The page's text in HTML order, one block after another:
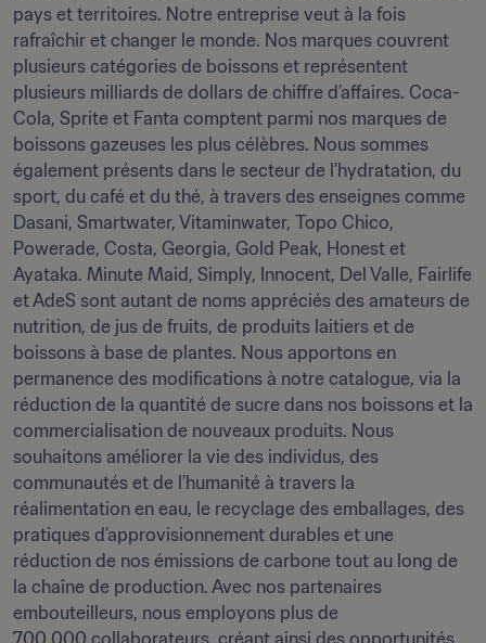
pays et territoires. Notre entreprise veut à la fois
rafraîchir et changer le monde. Nos marques couvrent
plusieurs catégories de boissons et représentent
plusieurs milliards de dollars de chiffre d’affaires. Coca-
Cola, Sprite et Fanta comptent parmi nos marques de
boissons gazeuses les plus célèbres. Nous sommes
également présents dans le secteur de l’hydratation, du
sport, du café et du thé, à travers des enseignes comme
Dasani, Smartwater, Vitaminwater, Topo Chico,
Powerade, Costa, Georgia, Gold Peak, Honest et
Ayataka. Minute Maid, Simply, Innocent, Del Valle, Fairlife
et AdeS sont autant de noms appréciés des amateurs de
nutrition, de jus de fruits, de produits laitiers et de
boissons à base de plantes. Nous apportons en
permanence des modifications à notre catalogue, via la
réduction de la quantité de sucre dans nos boissons et la
commercialisation de nouveaux produits. Nous
souhaitons améliorer la vie des individus, des
communautés et de l’humanité à travers la
réalimentation en eau, le recyclage des emballages, des
pratiques d’approvisionnement durables et une
réduction de nos émissions de carbone tout au long de
la chaîne de production. Avec nos partenaires
embouteilleurs, nous employons plus de
700 000 collaborateurs, créant ainsi des opportunités